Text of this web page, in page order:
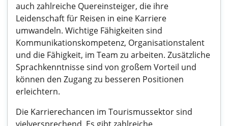
auch zahlreiche Quereinsteiger, die ihre
Leidenschaft für Reisen in eine Karriere
umwandeln. Wichtige Fähigkeiten sind
Kommunikationskompetenz, Organisationstalent
und die Fähigkeit, im Team zu arbeiten. Zusätzliche
Sprachkenntnisse sind von großem Vorteil und
können den Zugang zu besseren Positionen
erleichtern.
Die Karrierechancen im Tourismussektor sind